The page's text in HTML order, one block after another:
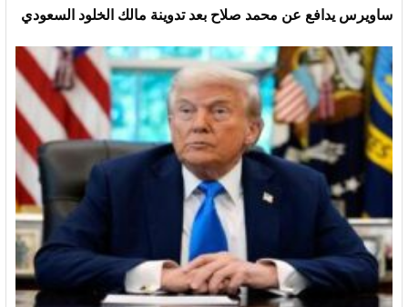
ساويرس يدافع عن محمد صلاح بعد تدوينة مالك الخلود السعودي